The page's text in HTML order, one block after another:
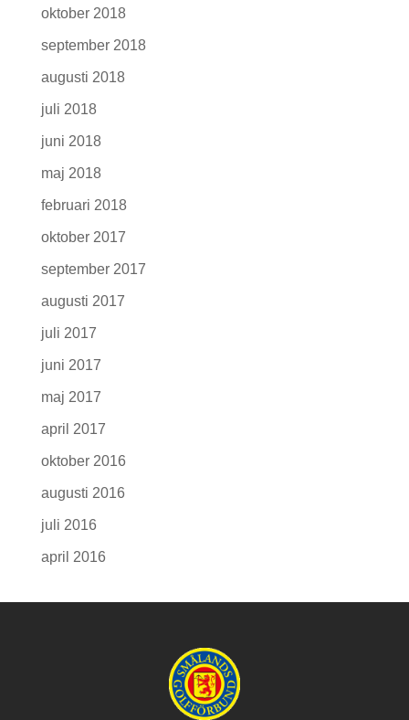
oktober 2018
september 2018
augusti 2018
juli 2018
juni 2018
maj 2018
februari 2018
oktober 2017
september 2017
augusti 2017
juli 2017
juni 2017
maj 2017
april 2017
oktober 2016
augusti 2016
juli 2016
april 2016